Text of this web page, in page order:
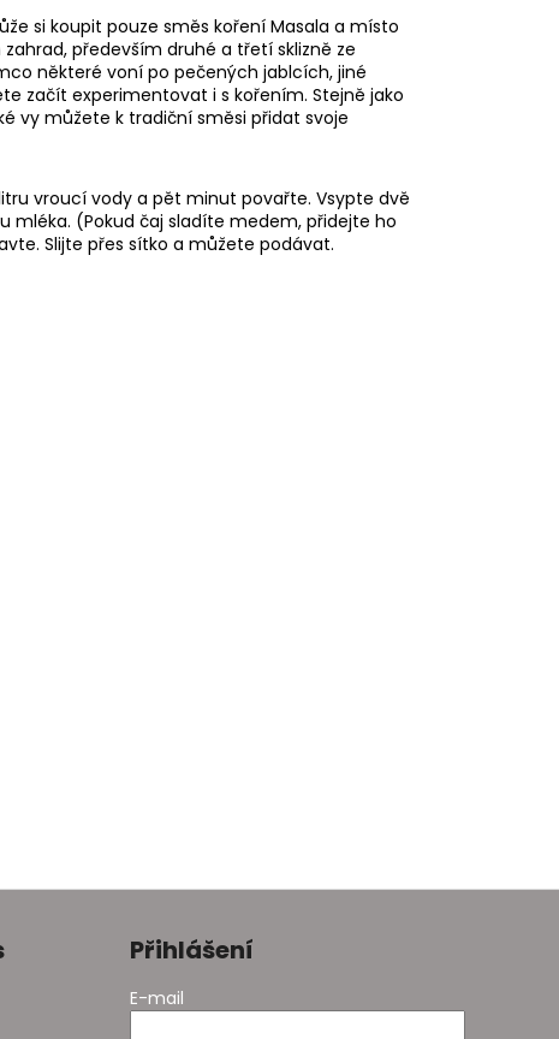
si koupit pouze směs koření Masala a místo
především druhé a třetí sklizně ze
některé voní po pečených jablcích, jiné
začít experimentovat i s kořením. Stejně jako
vy můžete k tradiční směsi přidat svoje
vroucí vody a pět minut povařte. Vsypte dvě
mléka. (Pokud čaj sladíte medem, přidejte ho
Slijte přes sítko a můžete podávat.
Přihlášení
E-mail